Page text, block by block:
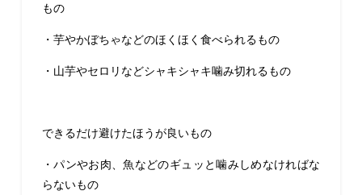
もの
・芋やかぼちゃなどのほくほく食べられるもの
・山芋やセロリなどシャキシャキ噛み切れるもの
できるだけ避けたほうが良いもの
・パンやお肉、魚などのギュッと噛みしめなければな
らないもの